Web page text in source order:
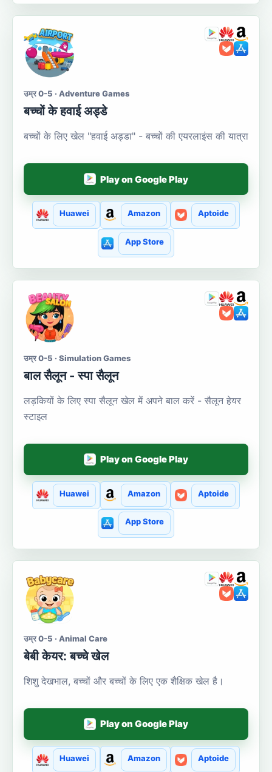
उम्र 0-5 · Adventure Games
बच्चों के हवाई अड्डे
बच्चों के लिए खेल "हवाई अड्डा" - बच्चों की एयरलाइंस की यात्रा
Play on Google Play
Huawei Amazon Aptoide
App Store
उम्र 0-5 · Simulation Games
बाल सैलून - स्पा सैलून
लड़कियों के लिए स्पा सैलून खेल में अपने बाल करें - सैलून हेयर
स्टाइल
Play on Google Play
Huawei Amazon Aptoide
App Store
उम्र 0-5 · Animal Care
बेबी केयर: बच्चे खेल
शिशु देखभाल, बच्चों और बच्चों के लिए एक शैक्षिक खेल है।
Play on Google Play
Huawei Amazon Aptoide